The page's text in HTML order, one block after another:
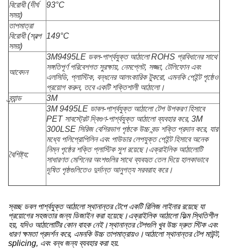
বিরোধী (দীর্ঘ
সময়)
93°C
তাপমাত্রা
বিরোধী (স্বল্প
সময়)
149°C
আবেদন
3M9495LE ডবল-পার্শ্বযুক্ত আঠালো ROHS প্রবিধানের সাথে
সঙ্গতিপূর্ণ পরিবেশগত সুরক্ষায়, নেমপ্লেট, সজ্জা, টেলিফোন এবং
এলসিডি, প্লাস্টিক, বন্ধনের আলংকারিক টুকরো, এমনকি পেইন্ট পৃষ্ঠেও
প্রয়োগ করুন, তবে একটি শক্তিশালী আঠালো।
ব্র্যান্ড
3M
বৈশিষ্ট্য:
3M 9495LE ডাবল-পার্শ্বযুক্ত আঠালো টেপ উপকরণ হিসাবে
PET সাবস্ট্রেট দ্বিগুণ-পার্শ্বযুক্ত আঠালো ব্যবহার করে, 3M
300LSE সিরিজ বেশিরভাগ পৃষ্ঠকে উচ্চ বন্ড শক্তি প্রদান করে, যার
মধ্যে পলিপ্রোপিলিন এবং পাউডার লেপযুক্ত পেইন্ট হিসাবে অনেক
নিম্ন পৃষ্ঠের শক্তি প্লাস্টিক সুশ রয়েছে।এক্রাইলিক আঠালোটি
সাধারণত মেশিনের অংশগুলির সাথে ব্যবহৃত তেল দিয়ে হালকাভাবে
দূষিত পৃষ্ঠগুলিতেও দুর্দান্ত আনুগত্য সরবরাহ করে।
স্বচ্ছ ডবল পার্শ্বযুক্ত আঠালো স্থানান্তর টেপে একটি রিলিজ লাইনার রয়েছে যা
প্রয়োগের সহজতার জন্য ডিজাইন করা হয়েছে।এক্রাইলিক আঠালো ফিল্ম স্থিতিশীল
হয়, যদিও আঠালোটির কোন বাহক নেই।স্থানান্তর টেপগুলি খুব উচ্চ দ্রুত স্টিক এবং
ধারণ ক্ষমতা প্রদর্শন করে, এমনকি উচ্চ তাপমাত্রায়ও।আঠালো স্থানান্তর টেপ মাউন্ট,
splicing, এবং বন্ধ জন্য ব্যবহার করা হয়.